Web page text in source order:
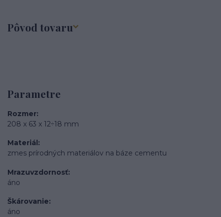
Pôvod tovaru
Parametre
Rozmer
208 x 63 x 12÷18 mm
Materiál
zmes prírodných materiálov na báze cementu
Mrazuvzdornosť
áno
Škárovanie
áno